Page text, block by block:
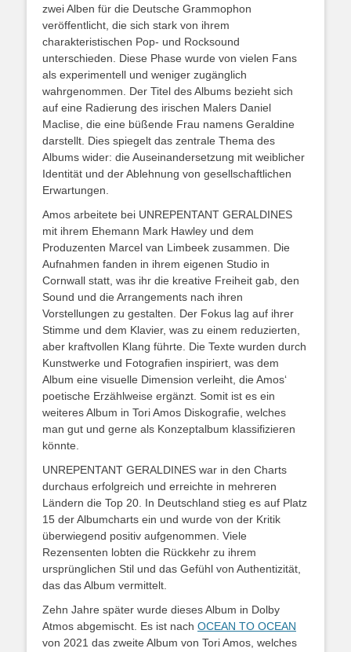
zwei Alben für die Deutsche Grammophon
veröffentlicht, die sich stark von ihrem
charakteristischen Pop- und Rocksound
unterschieden. Diese Phase wurde von vielen Fans
als experimentell und weniger zugänglich
wahrgenommen. Der Titel des Albums bezieht sich
auf eine Radierung des irischen Malers Daniel
Maclise, die eine büßende Frau namens Geraldine
darstellt. Dies spiegelt das zentrale Thema des
Albums wider: die Auseinandersetzung mit weiblicher
Identität und der Ablehnung von gesellschaftlichen
Erwartungen.
Amos arbeitete bei UNREPENTANT GERALDINES
mit ihrem Ehemann Mark Hawley und dem
Produzenten Marcel van Limbeek zusammen. Die
Aufnahmen fanden in ihrem eigenen Studio in
Cornwall statt, was ihr die kreative Freiheit gab, den
Sound und die Arrangements nach ihren
Vorstellungen zu gestalten. Der Fokus lag auf ihrer
Stimme und dem Klavier, was zu einem reduzierten,
aber kraftvollen Klang führte. Die Texte wurden durch
Kunstwerke und Fotografien inspiriert, was dem
Album eine visuelle Dimension verleiht, die Amos‘
poetische Erzählweise ergänzt. Somit ist es ein
weiteres Album in Tori Amos Diskografie, welches
man gut und gerne als Konzeptalbum klassifizieren
könnte.
UNREPENTANT GERALDINES war in den Charts
durchaus erfolgreich und erreichte in mehreren
Ländern die Top 20. In Deutschland stieg es auf Platz
15 der Albumcharts ein und wurde von der Kritik
überwiegend positiv aufgenommen. Viele
Rezensenten lobten die Rückkehr zu ihrem
ursprünglichen Stil und das Gefühl von Authentizität,
das das Album vermittelt.
Zehn Jahre später wurde dieses Album in Dolby
Atmos abgemischt. Es ist nach OCEAN TO OCEAN
von 2021 das zweite Album von Tori Amos, welches